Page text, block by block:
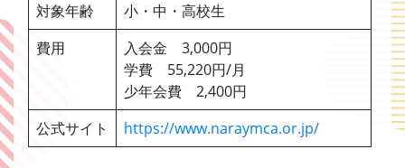
対象年齢
小・中・高校生
費用
入会金 3,000円
学費 55,220円/月
少年会費 2,400円
公式サイト
https://www.naraymca.or.jp/